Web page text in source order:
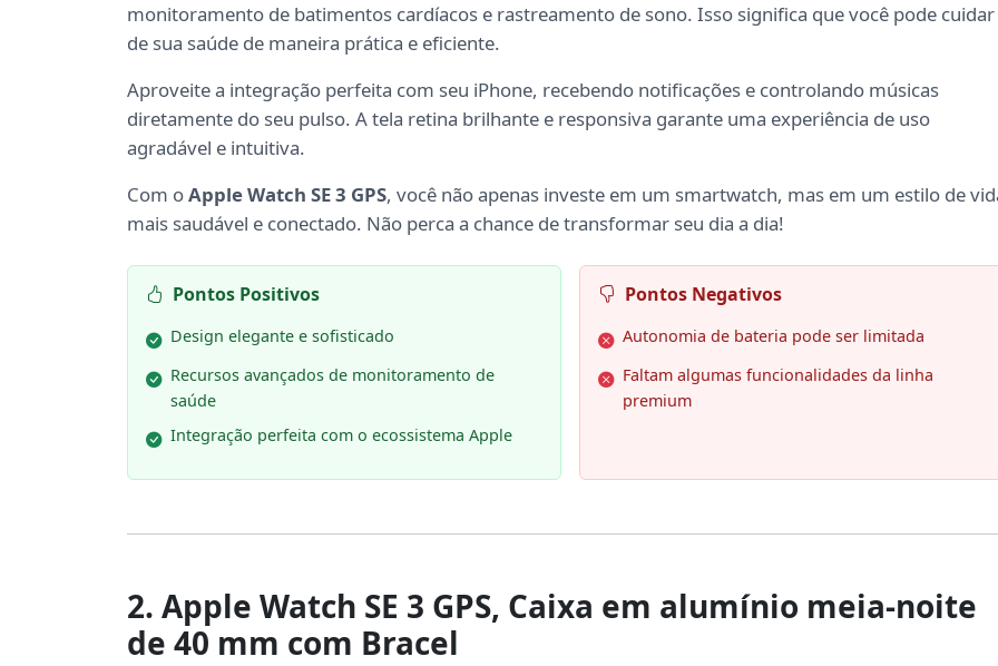
monitoramento de batimentos cardíacos e rastreamento de sono. Isso significa que você pode cuidar
de sua saúde de maneira prática e eficiente.
Aproveite a integração perfeita com seu iPhone, recebendo notificações e controlando músicas
diretamente do seu pulso. A tela retina brilhante e responsiva garante uma experiência de uso
agradável e intuitiva.
Com oApple Watch SE 3 GPS, você não apenas investe em um smartwatch, mas em um estilo de
mais saudável e conectado. Não perca a chance de transformar seu dia a dia!
Pontos Positivos
Design elegante e sofisticado
Recursos avançados de monitoramento de
saúde
Integração perfeita com o ecossistema Apple
Pontos Negativos
Autonomia de bateria pode ser limitada
Faltam algumas funcionalidades da linha
premium
2. Apple Watch SE 3 GPS, Caixa em alumínio meia‑noite
de 40 mm com Bracel